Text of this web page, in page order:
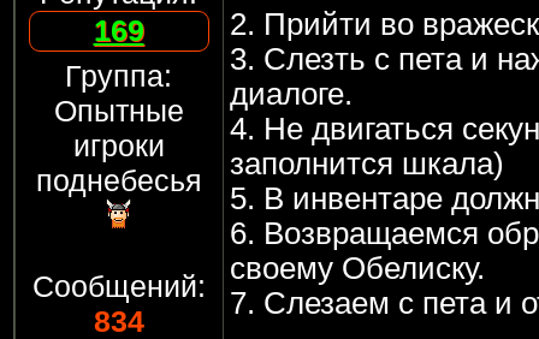
169
Группа:
Опытные
игроки
поднебесья
Сообщений:
834
2. Прийти во
3. Слезть с пета и
диалоге.
4. Не двигаться
заполнится шкала)
5. В инвентаре
6. Возвращаемся
своему Обелиску.
7. Слезаем с пета и